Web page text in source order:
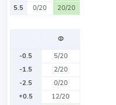
5.5
0/20 20/20
Ф
-0.5
5/20
-1.5
2/20
-2.5
0/20
+0.5
12/20